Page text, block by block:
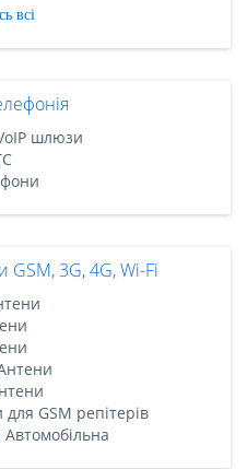
всі
шлюзи
GSM, 3G, 4G, Wi-Fi
GSM репітерів